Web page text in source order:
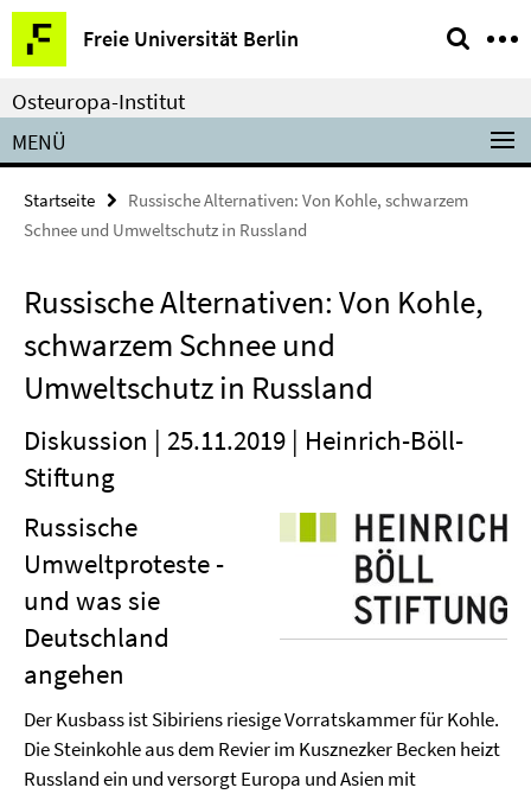
Springe
direkt
zu
Inhalt
Freie Universität Berlin
Service-
Navigation
Osteuropa-Institut
MENÜ
Startseite
Russische Alternativen: Von Kohle, schwarzem
Schnee und Umweltschutz in Russland
Russische Alternativen: Von Kohle,
schwarzem Schnee und
Umweltschutz in Russland
Diskussion | 25.11.2019 | Heinrich-Böll-
Stiftung
Russische
Umweltproteste -
und was sie
Deutschland
angehen
Der Kusbass ist Sibiriens riesige Vorratskammer für Kohle.
Die Steinkohle aus dem Revier im Kusznezker Becken heizt
Russland ein und versorgt Europa und Asien mit